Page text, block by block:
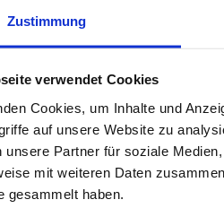
Zustimmung
verwendet Cookies
Cookies, um Inhalte und
auf unsere Website zu
unsere Partner für soziale
mit weiteren Daten
gesammelt haben.
Stellenart Arbeitsort